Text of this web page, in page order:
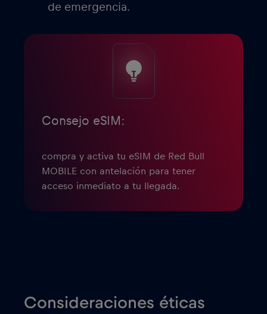
de emergencia.
Consejo eSIM:
compra y activa tu eSIM de Red Bull
MOBILE con antelación para tener
acceso inmediato a tu llegada.
Consideraciones éticas